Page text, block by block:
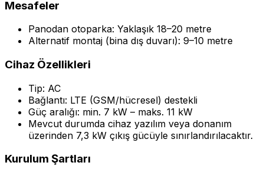
Mesafeler
Panodan otoparka: Yaklaşık 18–20 metre
Alternatif montaj (bina dış duvarı): 9–10 metre
Cihaz Özellikleri
Tip: AC
Bağlantı: LTE (GSM/hücresel) destekli
Güç aralığı: min. 7 kW – maks. 11 kW
Mevcut durumda cihaz yazılım veya donanım
üzerinden 7,3 kW çıkış gücüyle sınırlandırılacaktır.
Kurulum Şartları